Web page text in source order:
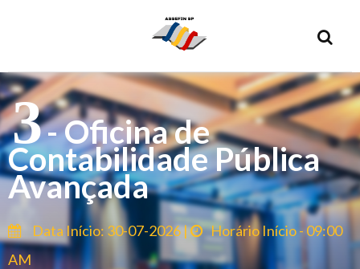
3- Oficina de
Contabilidade Pública
Avançada
Data Início: 30-07-2026 |
Horário Início - 09:00
AM